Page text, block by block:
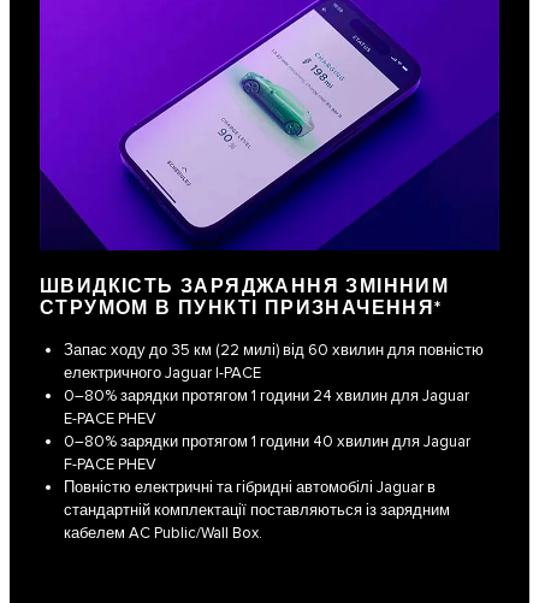
ШВИДКІСТЬ ЗАРЯДЖАННЯ ЗМІННИМ
СТРУМОМ В ПУНКТІ ПРИЗНАЧЕННЯ*
Запас ходу до 35 км (22 милі) від 60 хвилин для повністю
електричного Jaguar I‑PACE
0–80% зарядки протягом 1 години 24 хвилин для Jaguar
E‑PACE PHEV
0–80% зарядки протягом 1 години 40 хвилин для Jaguar
F‑PACE PHEV
Повністю електричні та гібридні автомобілі Jaguar в
стандартній комплектації поставляються із зарядним
кабелем AC Public/Wall Box.